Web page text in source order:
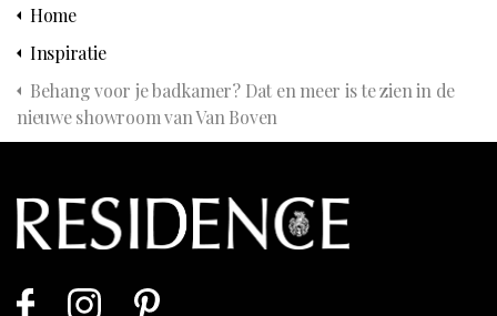
Home
Inspiratie
Behang voor je badkamer? Dat en meer is te zien in de
nieuwe showroom van Van Boven